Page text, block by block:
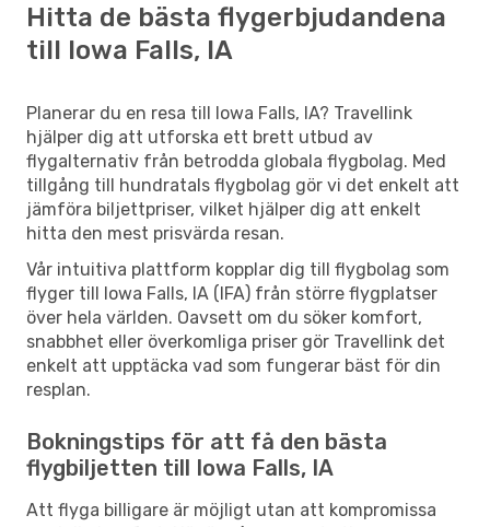
Hitta de bästa flygerbjudandena
till Iowa Falls, IA
Planerar du en resa till Iowa Falls, IA? Travellink
hjälper dig att utforska ett brett utbud av
flygalternativ från betrodda globala flygbolag. Med
tillgång till hundratals flygbolag gör vi det enkelt att
jämföra biljettpriser, vilket hjälper dig att enkelt
hitta den mest prisvärda resan.
Vår intuitiva plattform kopplar dig till flygbolag som
flyger till Iowa Falls, IA (IFA) från större flygplatser
över hela världen. Oavsett om du söker komfort,
snabbhet eller överkomliga priser gör Travellink det
enkelt att upptäcka vad som fungerar bäst för din
resplan.
Bokningstips för att få den bästa
flygbiljetten till Iowa Falls, IA
Att flyga billigare är möjligt utan att kompromissa